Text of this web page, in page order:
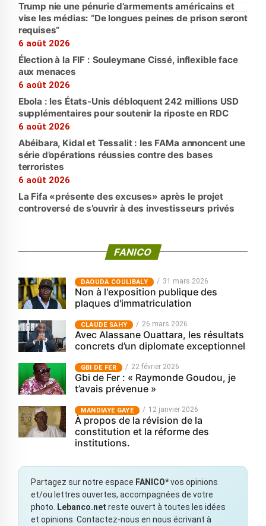
Trump nie une pénurie d’armements américains et
vise les médias: “De longues peines de prison seront
requises”
6 août 2026
Élection à la FIF : Souleymane Cissé, inflexible face
aux menaces
6 août 2026
Ebola : les États-Unis débloquent 242 millions USD
supplémentaires pour soutenir la riposte en RDC
6 août 2026
Abéibara, Kidal et Tessalit : les FAMa annoncent une
série d’opérations réussies contre des bases
terroristes
6 août 2026
La Fifa «présente des excuses» après le projet
controversé de s’ouvrir à des investisseurs privés
FANICO
‎DAOUDA COULIBALY 31 mars 2026
Non à l'exposition publique des
plaques d'immatriculation
CLAUDE SAHY 26 mars 2026
Avec Alassane Ouattara, les résultats
concrets d’un diplomate exceptionnel
GBI DE FER 22 février 2026
Gbi de Fer : « Raymonde Goudou, je
t’avais prévenue »
MANDIAYE GAYE 12 janvier 2026
À propos de la révision de la
constitution et la réforme des
institutions.
Partagez sur notre espace FANICO*vos opinions
et/ou lettres ouvertes, accompagnées de votre
photo.
Lebanco.net reste ouvert à toutes les idées
et opinions. Contactez-nous en nous écrivant à